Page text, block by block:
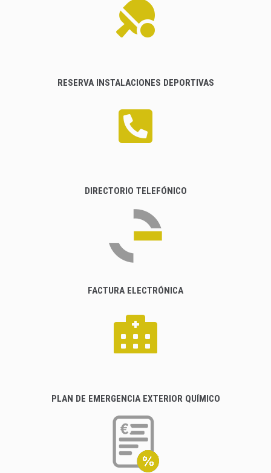
RESERVA INSTALACIONES DEPORTIVAS
DIRECTORIO TELEFÓNICO
FACTURA ELECTRÓNICA
PLAN DE EMERGENCIA EXTERIOR QUÍMICO